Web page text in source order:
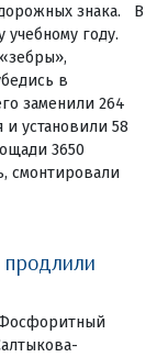
знака. В
году.
в
заменили 264
и установили 58
3650
смонтировали
продлили